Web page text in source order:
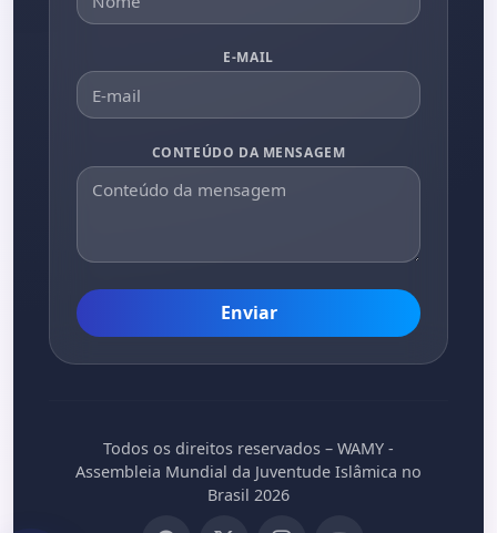
E-MAIL
CONTEÚDO DA MENSAGEM
Enviar
Todos os direitos reservados – WAMY -
Assembleia Mundial da Juventude Islâmica no
Brasil 2026